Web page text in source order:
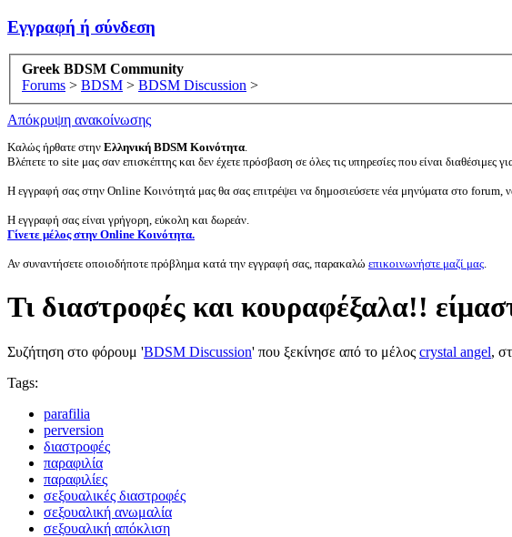
Εγγραφή ή σύνδεση
Greek BDSM Community
Forums > BDSM > BDSM Discussion >
Απόκρυψη ανακοίνωσης
Καλώς ήρθατε στην Ελληνική BDSM Κοινότητα.
Βλέπετε το site μας σαν επισκέπτης και δεν έχετε πρόσβαση σε όλες τις υπηρεσίες που είναι διαθέσιμες
Η εγγραφή σας στην Online Κοινότητά μας θα σας επιτρέψει να δημοσιεύσετε νέα μηνύματα στο
Η εγγραφή σας είναι γρήγορη, εύκολη και δωρεάν.
Γίνετε μέλος στην Online Κοινότητα.
Αν συναντήσετε οποιοδήποτε πρόβλημα κατά την εγγραφή σας, παρακαλώ επικοινωνήστε μαζί μας.
Τι διαστροφές και κουραφέξαλα!!
Συζήτηση στο φόρουμ 'BDSM Discussion' που ξεκίνησε από το μέλος crystal angel,
Tags:
parafilia
perversion
διαστροφές
παραφιλία
παραφιλίες
σεξουαλικές διαστροφές
σεξουαλική ανωμαλία
σεξουαλική απόκλιση